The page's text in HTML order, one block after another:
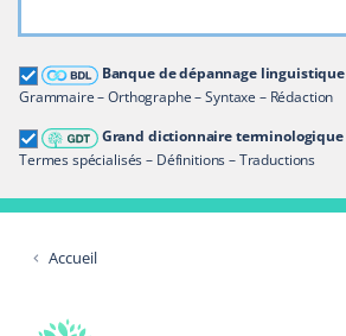
Banque de dépannage linguistique
Grammaire – Orthographe – Syntaxe – Rédaction
Grand dictionnaire terminologique
Termes spécialisés – Définitions – Traductions
Grand dictionnaire terminologique
Restreindre aux termes
Accueil